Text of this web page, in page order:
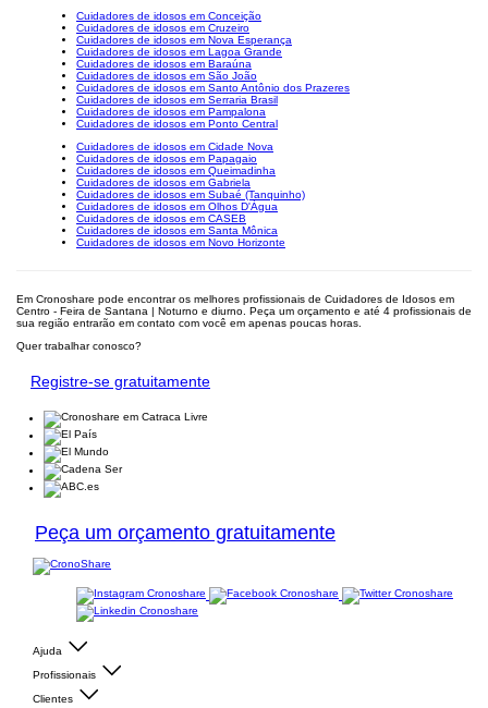
Cuidadores de idosos em Conceição
Cuidadores de idosos em Cruzeiro
Cuidadores de idosos em Nova Esperança
Cuidadores de idosos em Lagoa Grande
Cuidadores de idosos em Baraúna
Cuidadores de idosos em São João
Cuidadores de idosos em Santo Antônio dos Prazeres
Cuidadores de idosos em Serraria Brasil
Cuidadores de idosos em Pampalona
Cuidadores de idosos em Ponto Central
Cuidadores de idosos em Cidade Nova
Cuidadores de idosos em Papagaio
Cuidadores de idosos em Queimadinha
Cuidadores de idosos em Gabriela
Cuidadores de idosos em Subaé (Tanquinho)
Cuidadores de idosos em Olhos D'Água
Cuidadores de idosos em CASEB
Cuidadores de idosos em Santa Mônica
Cuidadores de idosos em Novo Horizonte
Em Cronoshare pode encontrar os melhores profissionais de Cuidadores de Idosos em
Centro - Feira de Santana | Noturno e diurno. Peça um orçamento e até 4 profissionais de
sua região entrarão em contato com você em apenas poucas horas.
Quer trabalhar conosco?
Registre-se gratuitamente
Peça um orçamento gratuitamente
Ajuda
Profissionais
Clientes